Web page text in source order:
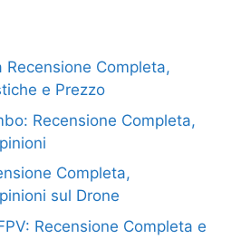
Recensione Completa,
e Prezzo
Recensione Completa,
Completa,
sul Drone
Recensione Completa e